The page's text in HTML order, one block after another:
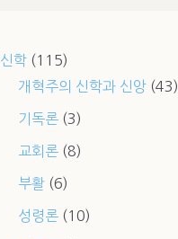
신학(115)
개혁주의 신학과 신앙(43)
기독론(3)
교회론(8)
부활(6)
성령론(10)